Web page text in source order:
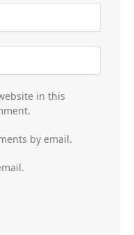
in this
by email.